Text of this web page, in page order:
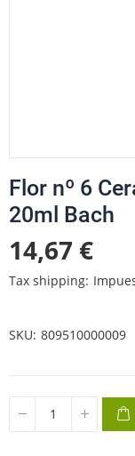
Flor nº 6
20ml Bach
14,67 €
Tax shipping
SKU 809510000009